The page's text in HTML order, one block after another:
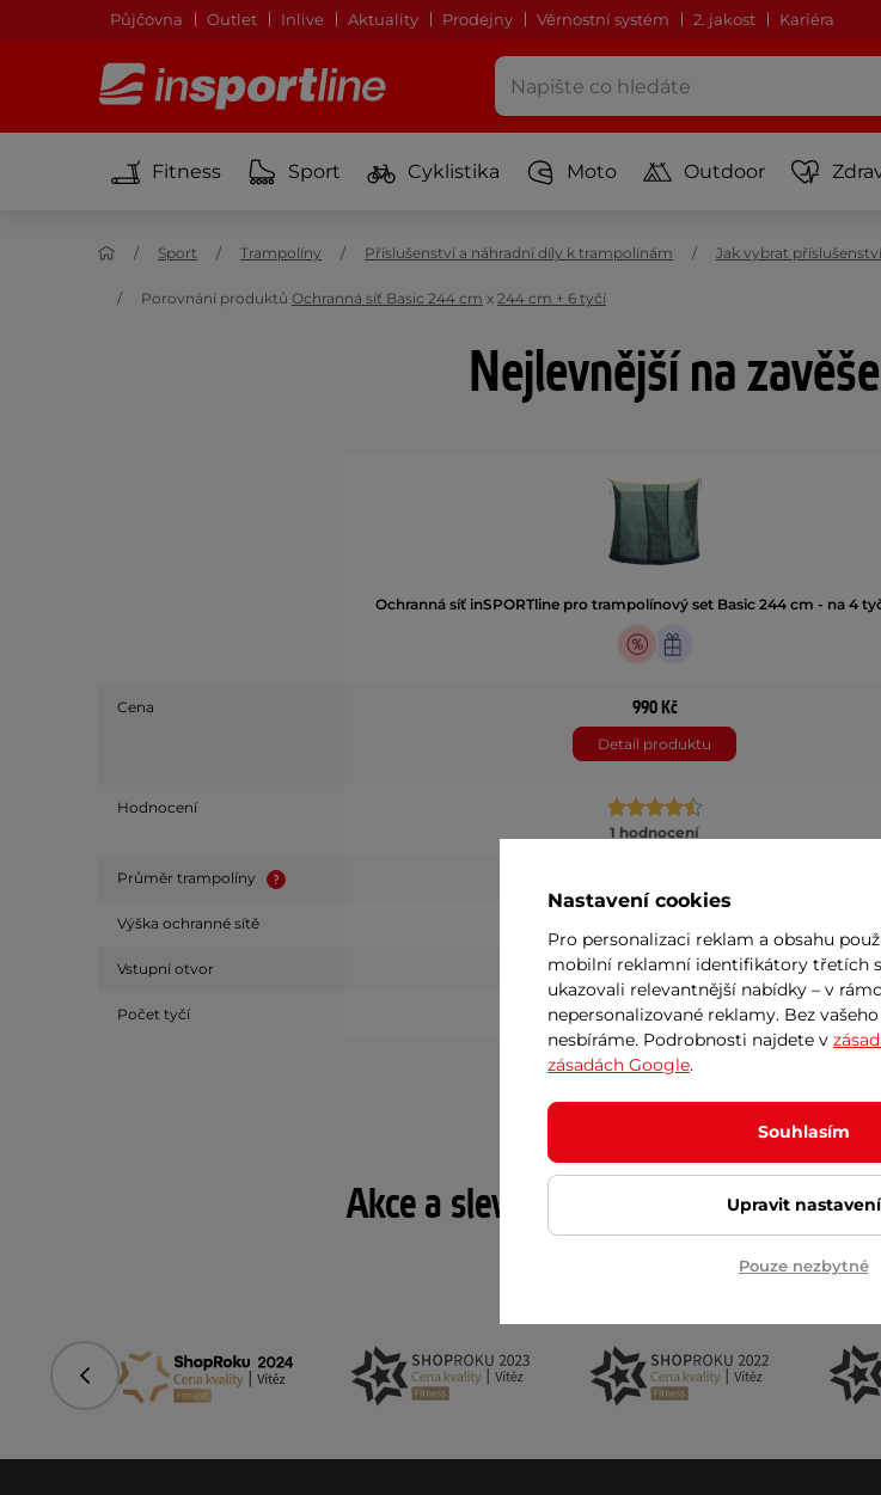
Půjčovna Outlet Inlive Aktuality Prodejny Věrnostní systém 2. jakost Kariéra
Fitness Sport Cyklistika Moto Outdoor
Sport Trampolíny Příslušenství a náhradní díly k trampolínám Jak vybrat
Porovnání produktů Ochranná síť Basic 244 cm x 244 cm + 6 tyčí
Nejlevnější na
Ochranná síť inSPORTline pro trampolínový set Basic 244 cm - na 4
Cena 990 Kč
Detail produktu
Hodnocení
1 hodnocení
Průměr trampolíny
Výška ochranné sítě
Vstupní otvor Zip
Počet tyčí 4 ks
Akce a slevy na email
Akční newsletter
Předchozí
Nastavení cookies
Pro personalizaci reklam a obsahu
mobilní reklamní identifikátory třetích
ukazovali relevantnější nabídky – v
nepersonalizované reklamy. Bez
nesbíráme. Podrobnosti najdete v
zásadách Google.
Souhlasím
Upravit nastavení
Pouze nezbytné